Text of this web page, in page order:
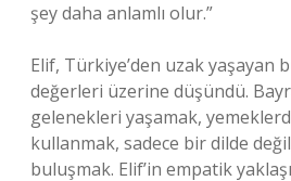
şey daha anlamlı olur.”
Elif, Türkiye’den uzak yaşayan
değerleri üzerine düşündü.
gelenekleri yaşamak,
kullanmak, sadece bir dilde
buluşmak. Elif’in empatik